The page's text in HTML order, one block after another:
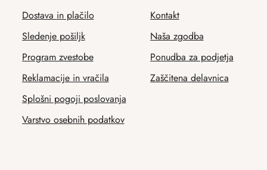
Dostava in plačilo
Sledenje pošiljk
Program zvestobe
Reklamacije in vračila
Splošni pogoji poslovanja
Varstvo osebnih podatkov
Kontakt
Naša zgodba
Ponudba za podjetja
Zaščitena delavnica